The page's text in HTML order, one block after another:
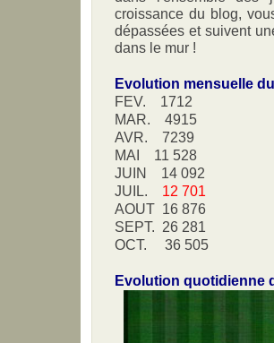
croissance du blog,
dépassées et suivent
dans le mur !
Evolution mensuelle
FEV. 1712
MAR. 4915
AVR. 7239
MAI 11 528
JUIN 14 092
JUIL. 12 701
AOUT 16 876
SEPT. 26 281
OCT. 36 505
Evolution quotidienne